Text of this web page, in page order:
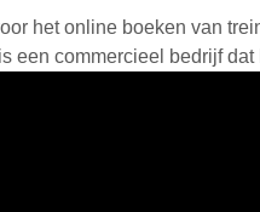
het online boeken van
een commercieel bedrijf